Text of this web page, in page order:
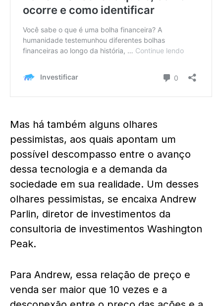
Mas há também alguns olhares
pessimistas, aos quais apontam um
possível descompasso entre o avanço
dessa tecnologia e a demanda da
sociedade em sua realidade. Um desses
olhares pessimistas, se encaixa Andrew
Parlin, diretor de investimentos da
consultoria de investimentos Washington
Peak.
Para Andrew, essa relação de preço e
venda ser maior que 10 vezes e a